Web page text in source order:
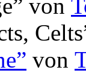
von
von